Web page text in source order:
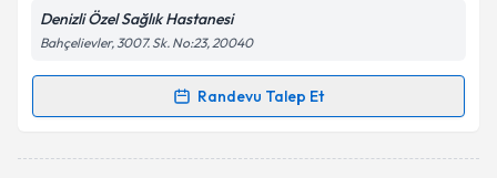
Denizli Özel Sağlık Hastanesi
Bahçelievler, 3007. Sk. No:23, 20040
Randevu Talep Et
Randevu Takvimi Talebi